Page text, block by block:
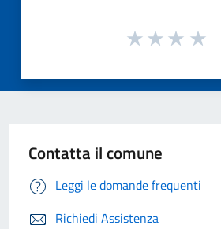
Contatta il comune
Leggi le domande frequenti
Richiedi Assistenza